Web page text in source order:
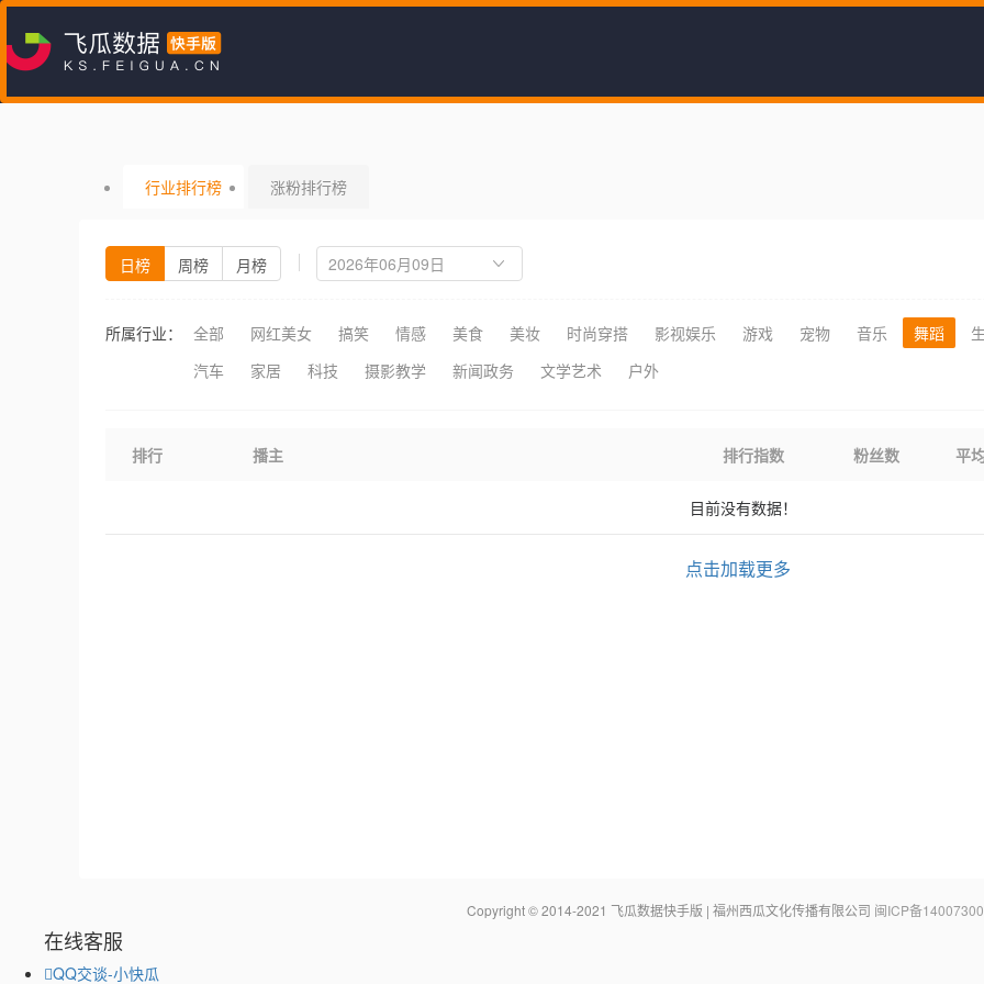
行业排行榜 涨粉排行榜
日榜 周榜 月榜
所属行业： 全部 网红美女 搞笑 情感 美食 美妆 时尚穿搭 影视娱乐 游戏 宠物 音乐 舞蹈
汽车
家居 科技 摄影教学 新闻政务 文学艺术 户外
排行 播主 排行指数 粉丝数 平
目前没有数据！
点击加载更多
Copyright © 2014-2021 飞瓜数据快手版 | 福州西瓜文化传播有限公司 闽ICP备
在线客服
QQ交谈-小快瓜